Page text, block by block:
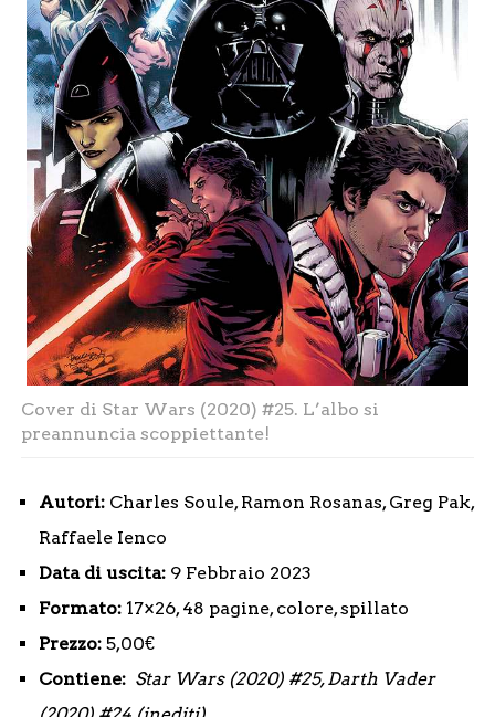
Cover di Star Wars (2020) #25. L’albo si
preannuncia scoppiettante!
Autori: Charles Soule, Ramon Rosanas, Greg Pak,
Raffaele Ienco
Data di uscita: 9 Febbraio 2023
Formato: 17×26, 48 pagine, colore, spillato
Prezzo: 5,00€
Contiene: Star Wars (2020) #25, Darth Vader